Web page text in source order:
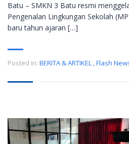
Batu – SMKN 3 Batu resmi
Pengenalan Lingkungan Sekolah
baru tahun ajaran […]
Posted in: BERITA & ARTIKEL ,Flash